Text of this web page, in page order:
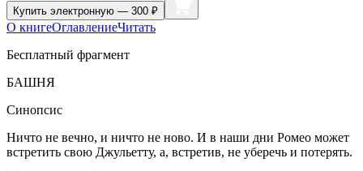
Купить электронную — 300 ₽
О книгеОглавлениеЧитать
Бесплатный фрагмент
БАШНЯ
Синопсис
Ничто не вечно, и ничто не ново. И в наши дни Ромео может
встретить свою Джульетту, а, встретив, не уберечь и потерять.